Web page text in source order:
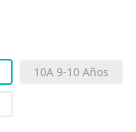
10A 9-10 Años